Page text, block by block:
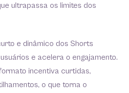
ultrapassa os limites dos
e dinâmico dos Shorts
e acelera o engajamento.
incentiva curtidas,
o que torna o